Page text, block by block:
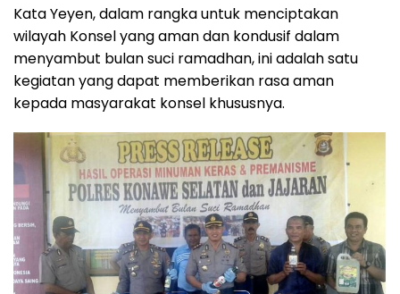
Kata Yeyen, dalam rangka untuk menciptakan
wilayah Konsel yang aman dan kondusif dalam
menyambut bulan suci ramadhan, ini adalah satu
kegiatan yang dapat memberikan rasa aman
kepada masyarakat konsel khususnya.